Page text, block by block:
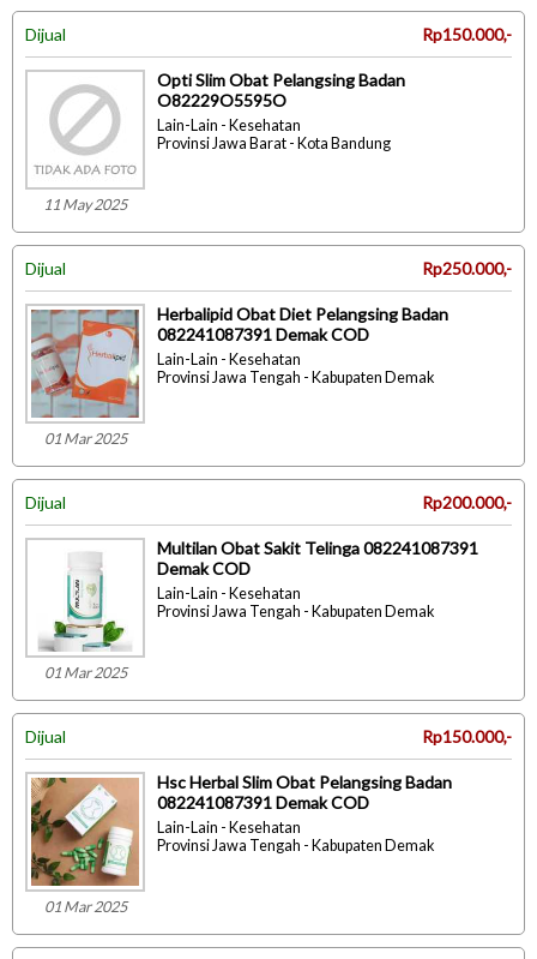
Dijual Rp150.000,-
11 May 2025
Opti Slim Obat Pelangsing Badan
O82229O5595O
Lain-Lain - Kesehatan
Provinsi Jawa Barat - Kota Bandung
Dijual Rp250.000,-
01 Mar 2025
Herbalipid Obat Diet Pelangsing Badan
082241087391 Demak COD
Lain-Lain - Kesehatan
Provinsi Jawa Tengah - Kabupaten Demak
Dijual Rp200.000,-
01 Mar 2025
Multilan Obat Sakit Telinga 082241087391
Demak COD
Lain-Lain - Kesehatan
Provinsi Jawa Tengah - Kabupaten Demak
Dijual Rp150.000,-
01 Mar 2025
Hsc Herbal Slim Obat Pelangsing Badan
082241087391 Demak COD
Lain-Lain - Kesehatan
Provinsi Jawa Tengah - Kabupaten Demak